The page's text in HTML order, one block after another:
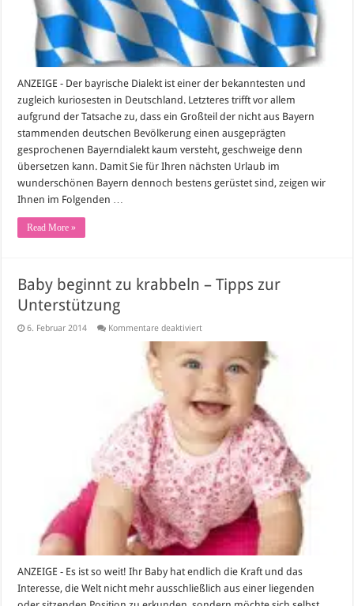
ANZEIGE - Der bayrische Dialekt ist einer der bekanntesten und
zugleich kuriosesten in Deutschland. Letzteres trifft vor allem
aufgrund der Tatsache zu, dass ein Großteil der nicht aus Bayern
stammenden deutschen Bevölkerung einen ausgeprägten
gesprochenen Bayerndialekt kaum versteht, geschweige denn
übersetzen kann. Damit Sie für Ihren nächsten Urlaub im
wunderschönen Bayern dennoch bestens gerüstet sind, zeigen wir
Ihnen im Folgenden …
Read More »
Baby beginnt zu krabbeln – Tipps zur
Unterstützung
6. Februar 2014 Kommentare deaktiviertfür
beginnt
zu
krabbeln
Tipps
zur
Unterstützung
ANZEIGE - Es ist so weit! Ihr Baby hat endlich die Kraft und das
Interesse, die Welt nicht mehr ausschließlich aus einer liegenden